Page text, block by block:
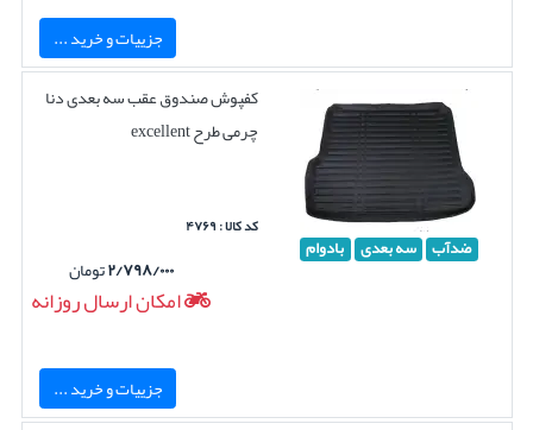
جزییات و خرید ...
ضدآب سه بعدی بادوام
کفپوش صندوق عقب سه بعدی دنا
چرمی طرح excellent
کد کالا : ۴۷۶۹
۲/۷۹۸/۰۰۰تومان
امکان ارسال روزانه
جزییات و خرید ...